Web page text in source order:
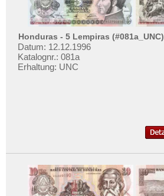
Honduras - 5 Lempiras (#081a_UNC)
Datum: 12.12.1996
Katalognr.: 081a
Erhaltung: UNC